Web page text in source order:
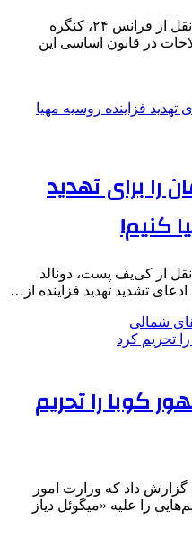
به گزارش خبرگزاری مهر به نقل از فرانس ۲۴، کنگره
در قانون اساسی این
را برای تهدید
کنیم!
از کی‌یف پست، دونالد
تشدید تهدید فزاینده از…
شمالی
کوبا را تحریم
گزارش داد که وزارت امور
را علیه «میگوئل دیاز